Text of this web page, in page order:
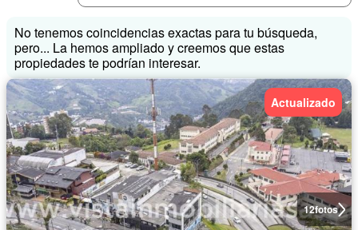
No tenemos coincidencias exactas para tu búsqueda,
pero... La hemos ampliado y creemos que estas
propiedades te podrían interesar.
12fotos
Actualizado